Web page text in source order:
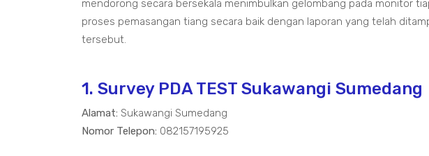
mendorong secara bersekala menimbulkan gelombang pada monitor
proses pemasangan tiang secara baik dengan laporan yang telah
tersebut.
1. Survey PDA TEST Sukawangi Sumedang
Alamat: Sukawangi Sumedang
Nomor Telepon: 082157195925